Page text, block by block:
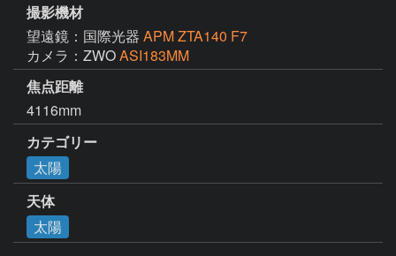
撮影機材
望遠鏡：国際光器 APM ZTA140 F7
カメラ：ZWOASI183MM
焦点距離
4116mm
カテゴリー
太陽
天体
太陽